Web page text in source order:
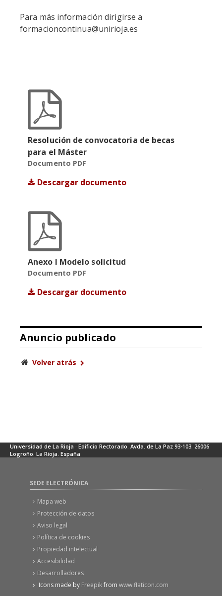
Para más información dirigirse a
formacioncontinua@unirioja.es
Resolución de convocatoria de becas
para el Máster
Documento PDF
Descargar documento
Anexo I Modelo solicitud
Documento PDF
Descargar documento
Anuncio publicado
Volver atrás
Universidad de La Rioja · Edificio Rectorado. Avda. de La Paz 93-103. 26006
Logroño. La Rioja. España
SEDE ELECTRÓNICA
Mapa web
Protección de datos
Aviso legal
Política de cookies
Propiedad intelectual
Accesibilidad
Desarrolladores
Icons made by Freepikfromwww.flaticon.com